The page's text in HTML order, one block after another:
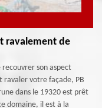
ravalement de
son aspect
ravaler votre façade, PB
dans le 19320 est prêt
domaine, il est à la